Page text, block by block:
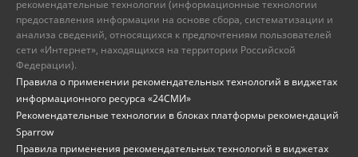
рекомендательные технологии (информационные технологии
предоставления информации на основе сбора, систематизации и
анализа сведений, относящихся к предпочтениям пользователей
сети «Интернет», находящихся на территории Российской
Федерации).
Правила о применении рекомендательных технологий в виджетах
информационного ресурса «24СМИ»
Рекомендательные технологии в блоках платформы рекомендаций
Sparrow
Правила применения рекомендательных технологий в виджетах